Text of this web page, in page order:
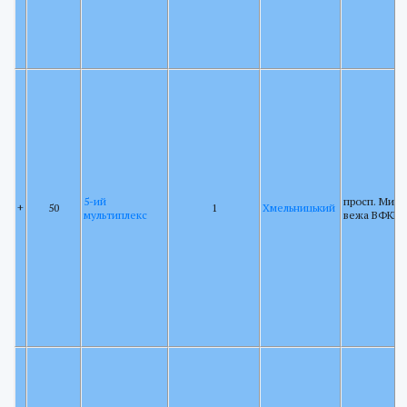
+ 50
5-ий
мультиплекс
1 Хмельницький просп. Миру
вежа